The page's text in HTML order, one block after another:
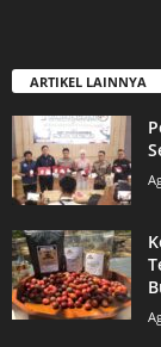
ARTIKEL LAINNYA